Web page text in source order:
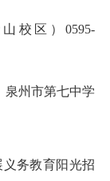
校区）0595-
市第七中学
务教育阳光招